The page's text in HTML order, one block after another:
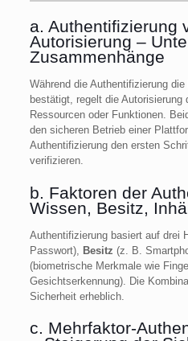
a. Authentifizierung
Autorisierung –
Zusammenhänge
Während die Authentifizierung
bestätigt, regelt die
Ressourcen oder Funktionen.
den sicheren Betrieb einer
Authentifizierung den ersten
verifizieren.
b. Faktoren der
Wissen, Besitz,
Authentifizierung basiert auf drei
Passwort), Besitz (z. B.
(biometrische Merkmale wie
Gesichtserkennung). Die
Sicherheit erheblich.
c. Mehrfaktor-